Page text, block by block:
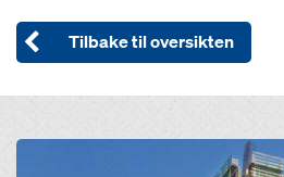
Tilbake til oversikten
Open